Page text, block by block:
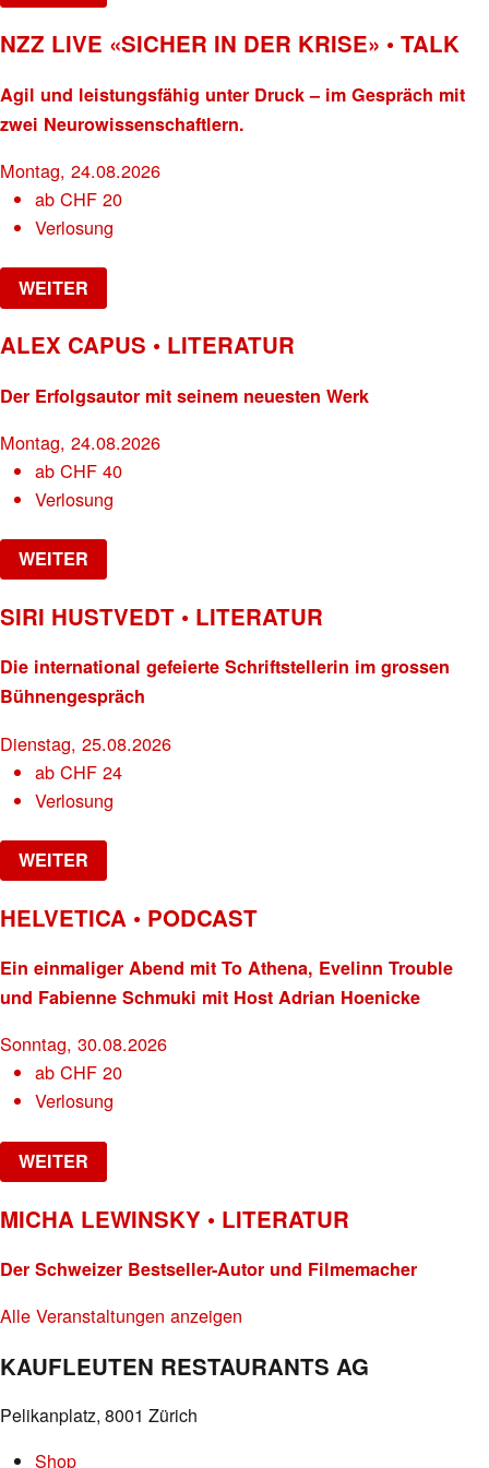
NZZ LIVE «SICHER IN DER KRISE» • TALK
Agil und leistungsfähig unter Druck – im Gespräch mit
zwei Neurowissenschaftlern.
Montag, 24.08.2026
abCHF 20
Verlosung
WEITER
ALEX CAPUS • LITERATUR
Der Erfolgsautor mit seinem neuesten Werk
Montag, 24.08.2026
abCHF 40
Verlosung
WEITER
SIRI HUSTVEDT • LITERATUR
Die international gefeierte Schriftstellerin im grossen
Bühnengespräch
Dienstag, 25.08.2026
abCHF 24
Verlosung
WEITER
HELVETICA • PODCAST
Ein einmaliger Abend mit To Athena, Evelinn Trouble
und Fabienne Schmuki mit Host Adrian Hoenicke
Sonntag, 30.08.2026
abCHF 20
Verlosung
WEITER
MICHA LEWINSKY • LITERATUR
Der Schweizer Bestseller-Autor und Filmemacher
Alle Veranstaltungen anzeigen
KAUFLEUTEN RESTAURANTS AG
Pelikanplatz, 8001 Zürich
Shop